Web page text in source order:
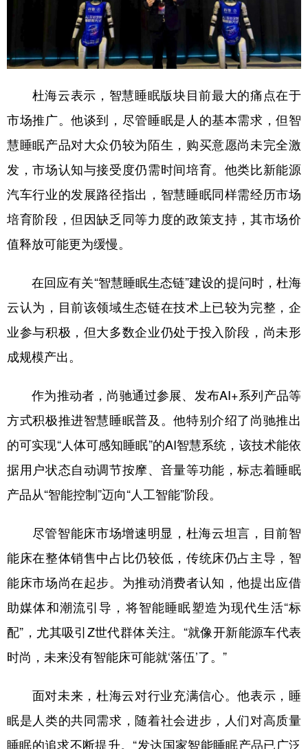
天津 山西
广东 广西 海南 重庆
四川 贵州 云南 西藏
陕西 甘肃 青海 宁夏
新疆 内蒙古
多语种频道
English Español Français عربى
Русский язык
Deutsch Português
杜海云表示，智慧睡眠版块目前最大的痛点在于
市场推广。他谈到，尽管睡眠是人的基本需求，但智
慧睡眠产品对大众仍较为陌生，购买意愿尚未完全激
发，市场认知与接受度仍需时间培育。他类比新能源
汽车行业的发展路径指出，智慧睡眠同样需经历市场
培育阶段，但因缺乏同等力度的政策支持，其市场价
值释放可能更为缓慢。
在回应有关“智慧睡眠生态链”建设的提问时，杜海
云认为，目前该领域生态链在技术上已较为完整，企
业参与积极，但大多数企业仍处于投入阶段，尚未形
成规模产出。
作为推动者，尚驰通过参展、发布AI+系列产品等
方式积极推进智慧睡眠普及。他特别介绍了尚驰推出
的可实现“人体可感知睡眠”的AI智慧系统，该技术能依
据用户状态自动调节按摩、音量等功能，标志着睡眠
产品从“智能控制”迈向“人工智能”阶段。
尽管智能床市场增速明显，杜海云坦言，目前智
能床在整体销售中占比仍较低，传统床仍占主导，智
能床市场尚在起步。为推动消费者认知，他提出应借
助媒体和潮流引导，将智能睡眠塑造为现代生活“标
配”，尤其吸引Z世代群体关注。“就像开新能源车代表
时尚，未来没有智能床可能就‘落伍’了。”
面对未来，杜海云对行业充满信心。他表示，睡
眠是人类的共同需求，随着社会进步，人们对高质量
睡眠的追求不断提升。“发达国家智能睡眠产品已广泛